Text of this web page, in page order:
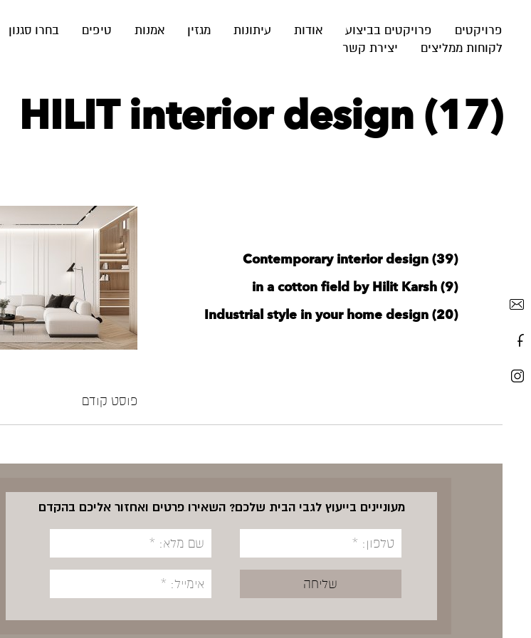
פרויקטים פרויקטים בביצוע אודות עיתונות מגזין אמנות טיפים
בחרו סגנון
לקוחות ממליצים
יצירת קשר
HILIT interior design (17)
Contemporary interior design (39)
in a cotton field by Hilit Karsh (9)
Industrial style in your home design (20)
פוסט קודם
מעוניינים בייעוץ לגבי הבית שלכם? השאירו פרטים ואחזור אליכם בהקדם